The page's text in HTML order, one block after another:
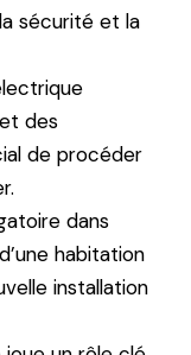
sécurité et la
des
de procéder
dans
habitation
installation